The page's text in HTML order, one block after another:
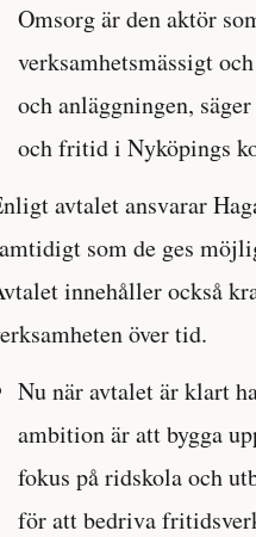
Omsorg är den aktör
verksamhetsmässigt
och anläggningen,
och fritid i Nyköpings
avtalet ansvarar
som de ges
innehåller också
över tid.
Nu när avtalet är klart
ambition är att bygga
fokus på ridskola och
för att bedriva